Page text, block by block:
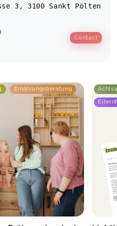
3, 3100 Sankt Pölten
Contact
Ernährungsberatung